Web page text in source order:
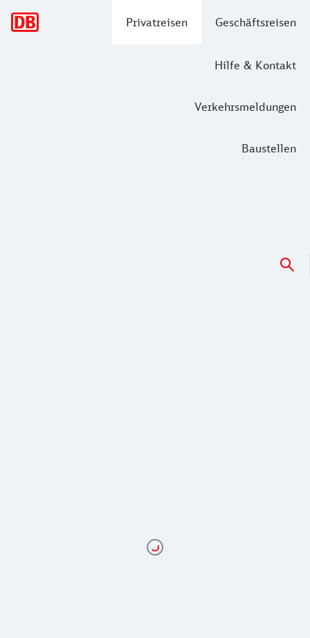
Privatreisen Geschäftsreisen
Hilfe & Kontakt
Verkehrsmeldungen
Baustellen